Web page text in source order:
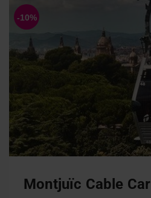
Montjuïc Cable Car